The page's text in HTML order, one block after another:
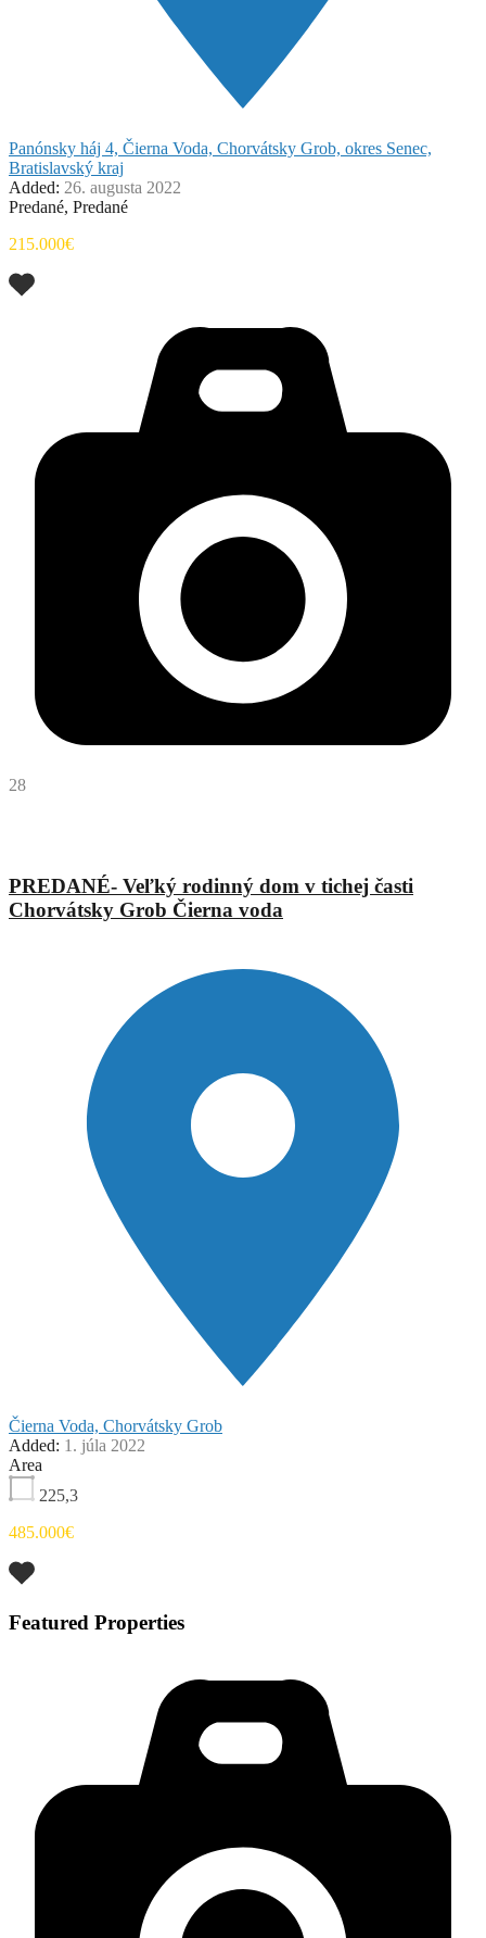
Panónsky háj 4, Čierna Voda, Chorvátsky Grob, okres Senec,
Bratislavský kraj
Added: 26. augusta 2022
Predané, Predané
215.000€
28
PREDANÉ- Veľký rodinný dom v tichej časti
Chorvátsky Grob Čierna voda
Čierna Voda, Chorvátsky Grob
Added: 1. júla 2022
Area
225,3
485.000€
Featured Properties